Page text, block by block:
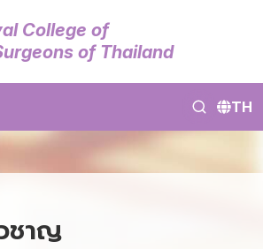
College of
of Thailand
TH
ชาญ